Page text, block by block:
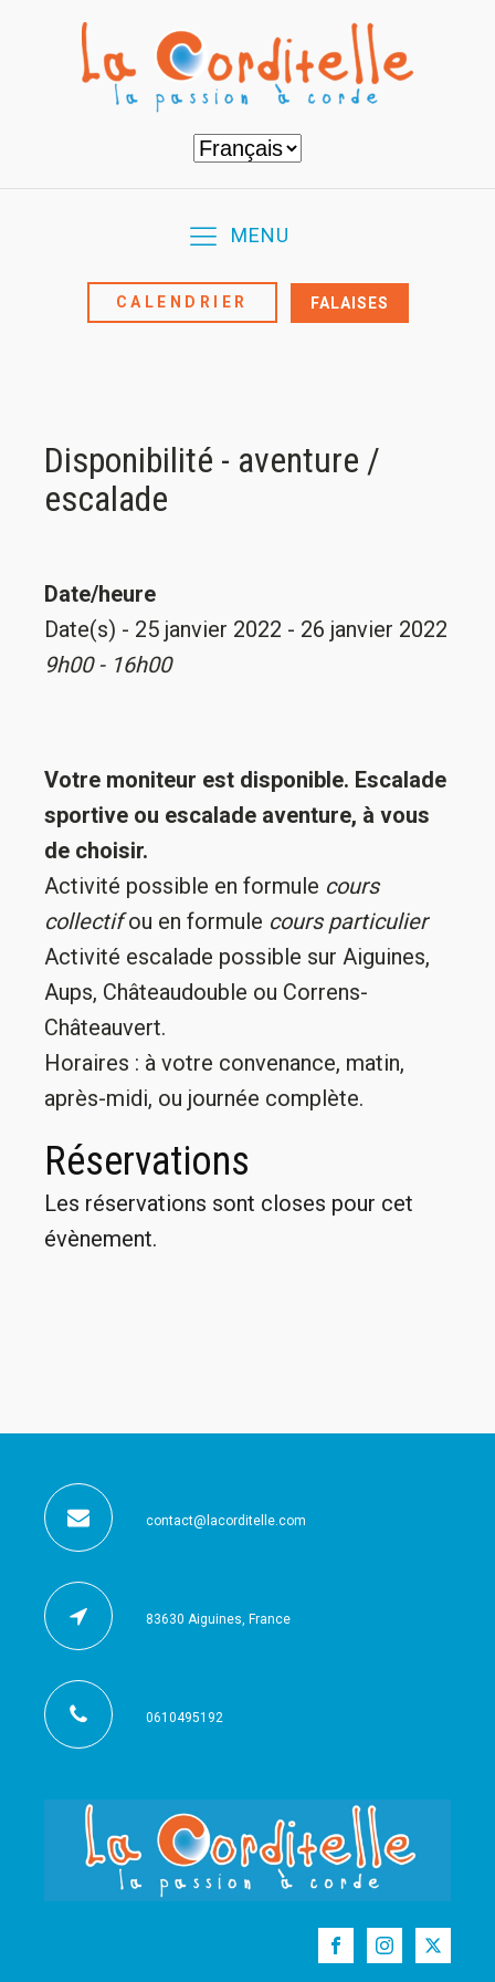
Choisir
une
MENU
CALENDRIER FALAISES
Disponibilité - aventure /
escalade
Date/heure
Date(s) - 25 janvier 2022 - 26 janvier 2022
9h00 - 16h00
Votre moniteur est disponible. Escalade
sportive ou escalade aventure, à vous
de choisir.
Activité possible en formule cours
collectifou en formule cours particulier
Activité escalade possible sur Aiguines,
Aups, Châteaudouble ou Correns-
Châteauvert.
Horaires : à votre convenance, matin,
après-midi, ou journée complète.
Réservations
Les réservations sont closes pour cet
évènement.
contact@lacorditelle.com
83630 Aiguines, France
0610495192